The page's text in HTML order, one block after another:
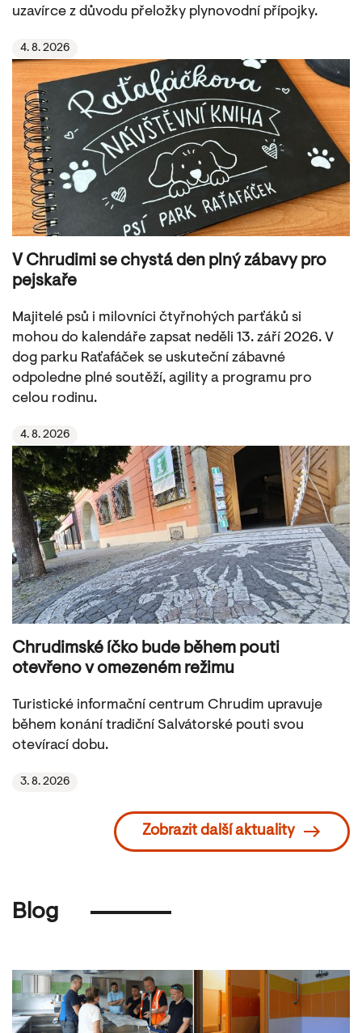
uzavírce z důvodu přeložky plynovodní přípojky.
4. 8. 2026
V Chrudimi se chystá den plný zábavy pro
pejskaře
Majitelé psů i milovníci čtyřnohých parťáků si
mohou do kalendáře zapsat neděli 13. září 2026. V
dog parku Raťafáček se uskuteční zábavné
odpoledne plné soutěží, agility a programu pro
celou rodinu.
4. 8. 2026
Chrudimské íčko bude během pouti
otevřeno v omezeném režimu
Turistické informační centrum Chrudim upravuje
během konání tradiční Salvátorské pouti svou
otevírací dobu.
3. 8. 2026
Zobrazit další aktuality
Blog